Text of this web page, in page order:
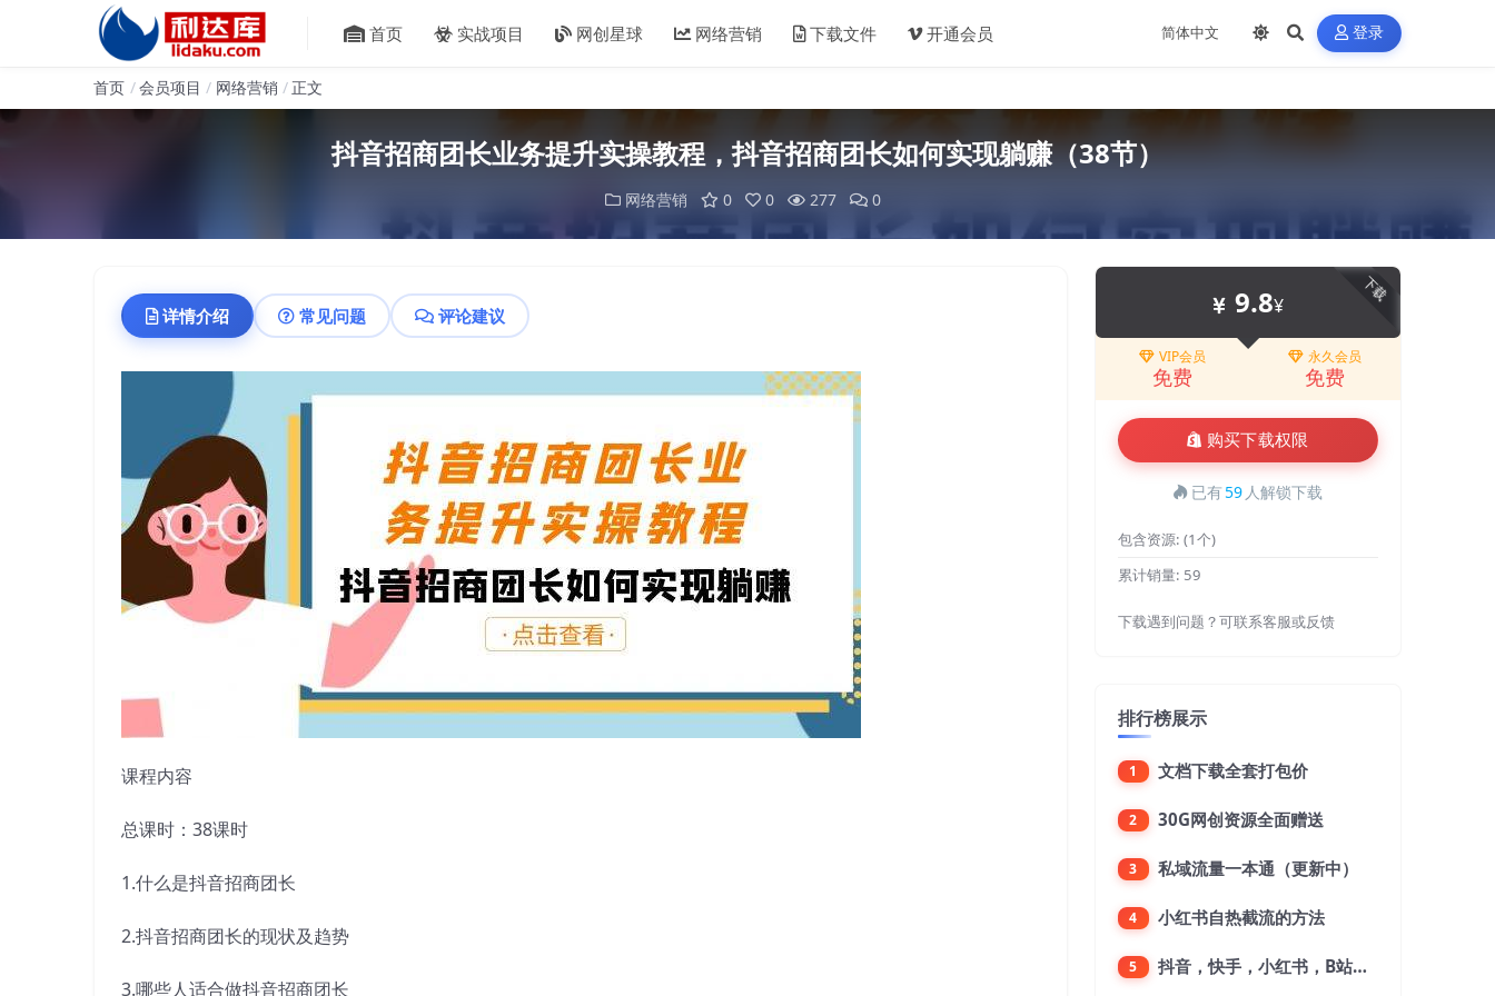
首页 实战项目 网创星球 网络营销 下载文件 开通会员 登录
首页 会员项目 网络营销 正文
抖音招商团长业务提升实操教程，抖音招商团长如何实现躺赚（38节）
网络营销 0 0 277 0
详情介绍 常见问题 评论建议
课程内容
总课时：38课时
1.什么是抖音招商团长
2.抖音招商团长的现状及趋势
3.哪些人适合做抖音招商团长
下载
9.8¥
VIP会员
免费
永久会员
免费
购买下载权限
已有59 人解锁下载
包含资源: (1个)
累计销量: 59
下载遇到问题？可联系客服或反馈
排行榜展示
1 文档下载全套打包价
2 30G网创资源全面赠送
3 私域流量一本通（更新中）
4 小红书自热截流的方法
5 抖音，快手，小红书，B站，微博，微信公众号，微信视频号。每一个平台，都是不一样的机会，对应不一样的赚钱思路